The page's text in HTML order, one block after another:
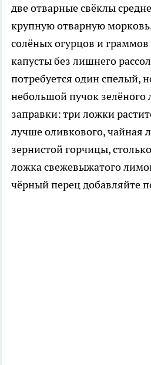
две отварные свёклы
крупную отварную
солёных огурцов и
капусты без лишнего
потребуется один спелый,
небольшой пучок зелёного
заправки: три ложки
лучше оливкового, чайная
зернистой горчицы,
ложка свежевыжатого
чёрный перец добавляйте